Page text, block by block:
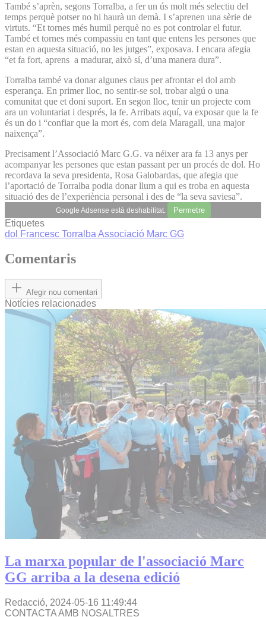
També s’aprèn, segons Torralba, a fer un ús molt més selectiu del
temps perquè potser no hi haurà un demà. I s’aprenen una sèrie de
virtuts. “Et tornes més humil perquè no es pot controlar el futur.
També et tornes més compassiu en tant que entens les persones que
estan en aquesta situació, no les jutges”, exposava. I encara afegia
“et fa fort, aprens a madurar, això sí, d’una manera dura”.
Torralba també va donar algunes claus per afrontar el dol amb
esperança. En primer lloc, no sentir-se sol, trobar algú o una
comunitat que et doni suport. En segon lloc, tenir un projecte com
ara un voluntariat i després, la fe. Arribats aquí, va exposar que la fe
és un do i “confiar que la mort és, com deia Maragall, una major
naixença”.
Precisament l’Associació Marc G.G. va néixer ara fa 13 anys per
acompanyar les persones que estan passant per un procés de dol. Ho
recordava la seva presidenta, Rosa Galobardas, que afegia que
l’aportació de Torralba podia donar llum a qui es troba en aquesta
situació des de l’experiència personal i des de “la seva saviesa”.
Google Adsense està deshabilitat. Permetre
Etiquetes
dol Francesc Torralba Associació Marc GG
Comentaris
Afegir nou comentari
Notícies relacionades
La marxa popular de l'associació Marc
GG arriba a la desena edició
Redacció, 2024-05-16 11:49:44
CONTACTA AMB NOSALTRES